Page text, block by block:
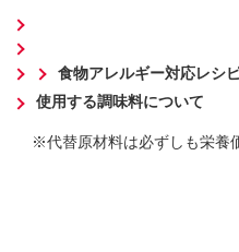
食物アレルギー対応レシ
使用する調味料について
代替原材料は必ずしも栄養